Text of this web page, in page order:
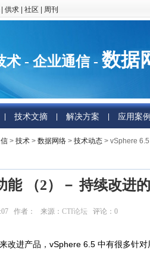
供求 社区 周刊
术 - 企业通信 - 数据
技术文摘 解决方案 应用案例
> 技术 > 数据网络 > 技术动态 > vSphere
能 （2）－ 持续改进
作者： 来源： CTI论坛 评论： 0
进产品，vSphere 6.5 中有很多针对